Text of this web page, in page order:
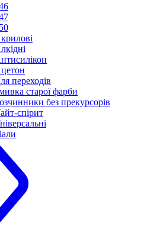
переходів
старої фарби
без прекурсорів
спірит